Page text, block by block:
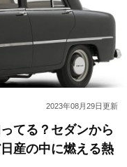
2023年08月29日更新
てる？セダンから
産の中に燃える熱